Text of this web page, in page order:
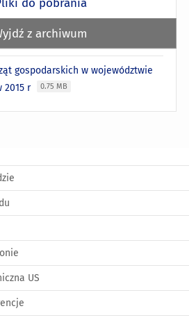
z archiwum
gospodarskich w województwie
2015 r
0.75 MB
US